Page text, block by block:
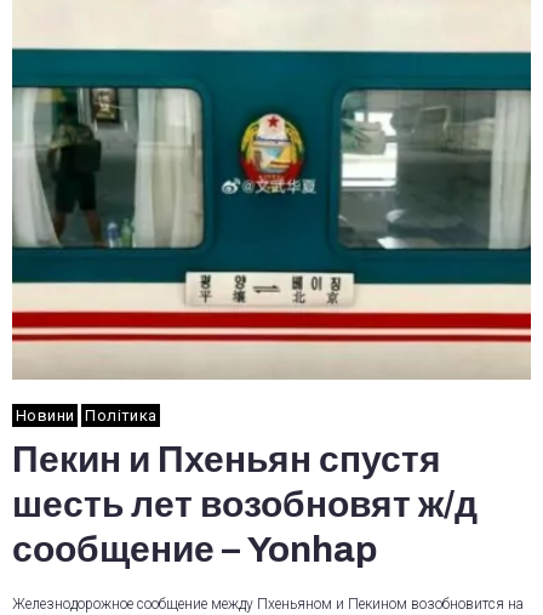
Новини Політика
Пекин и Пхеньян спустя
шесть лет возобновят ж/д
сообщение – Yonhap
Железнодорожное сообщение между Пхеньяном и Пекином возобновится на